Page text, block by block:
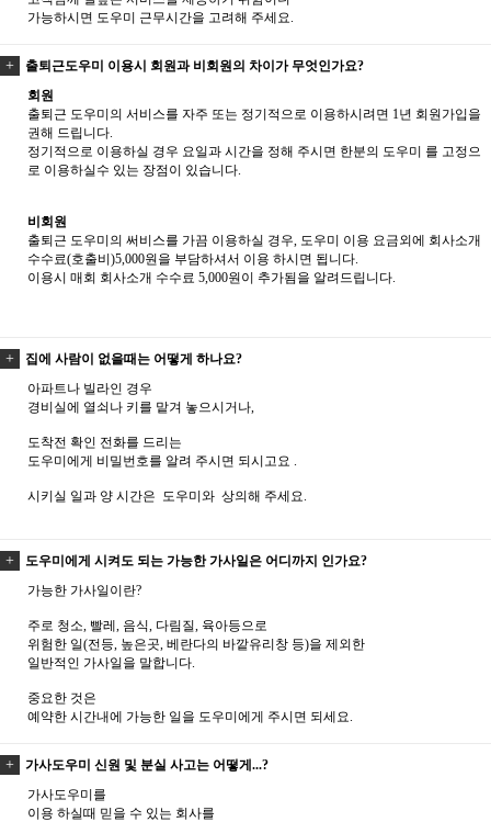
가능하시면 도우미 근무시간을 고려해 주세요.
출퇴근도우미 이용시 회원과 비회원의 차이가 무엇인가요?
회원
출퇴근 도우미의 서비스를 자주 또는 정기적으로 이용하시려면 1년 회원가입을
권해 드립니다.
정기적으로 이용하실 경우 요일과 시간을 정해 주시면 한분의 도우미 를 고정으
로 이용하실수 있는 장점이 있습니다.
비회원
출퇴근 도우미의 써비스를 가끔 이용하실 경우, 도우미 이용 요금외에 회사소개
수수료(호출비)5,000원을 부담하셔서 이용 하시면 됩니다.
이용시 매회 회사소개 수수료 5,000원이 추가됨을 알려드립니다.
집에 사람이 없을때는 어떻게 하나요?
아파트나 빌라인 경우
경비실에 열쇠나 키를 맡겨 놓으시거나,
도착전 확인 전화를 드리는
도우미에게 비밀번호를 알려 주시면 되시고요 .
시키실 일과 양 시간은 도우미와 상의해 주세요.
도우미에게 시켜도 되는 가능한 가사일은 어디까지 인가요?
가능한 가사일이란?
주로 청소, 빨레, 음식, 다림질, 육아등으로
위험한 일(전등, 높은곳, 베란다의 바깥유리창 등)을 제외한
일반적인 가사일을 말합니다.
중요한 것은
예약한 시간내에 가능한 일을 도우미에게 주시면 되세요.
가사도우미 신원 및 분실 사고는 어떻게...?
가사도우미를
이용 하실때 믿을 수 있는 회사를